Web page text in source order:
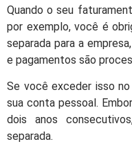
Quando o seu
por exemplo, você é
separada para a
e pagamentos são
Se você exceder isso no
sua conta pessoal.
dois anos
separada.